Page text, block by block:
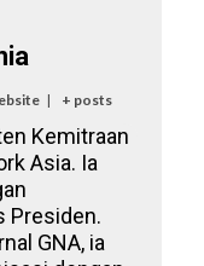
| + posts
Kemitraan
Asia. Ia
Presiden.
GNA, ia